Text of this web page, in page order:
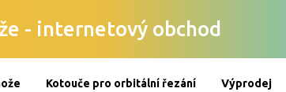
- internetový obchod
Kotouče pro orbitální řezání Výprodej